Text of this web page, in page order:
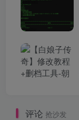
评论 抢沙发